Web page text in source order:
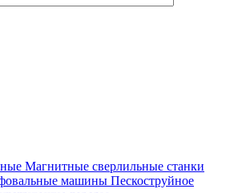
Магнитные сверлильные станки
машины Пескоструйное